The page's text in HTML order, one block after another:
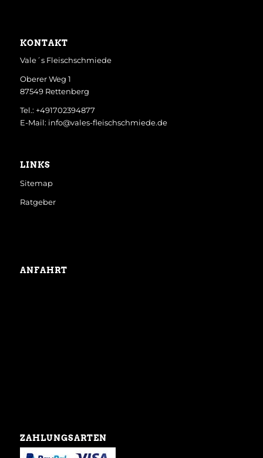
KONTAKT
Vale´s Fleischschmiede
Oberer Weg 1
87549 Rettenberg
Tel.: +491702394877
E-Mail: info@vales-fleischschmiede.de
LINKS
Sitemap
Ratgeber
ANFAHRT
ZAHLUNGSARTEN